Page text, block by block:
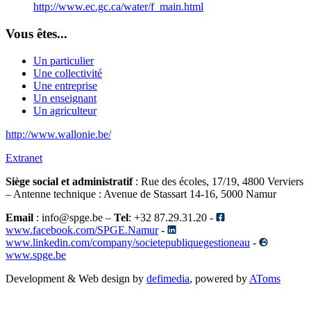
http://www.ec.gc.ca/water/f_main.html
Vous êtes...
Un particulier
Une collectivité
Une entreprise
Un enseignant
Un agriculteur
http://www.wallonie.be/
Extranet
Siège social et administratif: Rue des écoles, 17/19, 4800 Verviers
– Antenne technique : Avenue de Stassart 14-16, 5000 Namur
Email : info@spge.be – Tel: +32 87.29.31.20 -
www.facebook.com/SPGE.Namur-
www.linkedin.com/company/societepubliquegestioneau -
www.spge.be
Development & Web design by defimedia, powered by AToms